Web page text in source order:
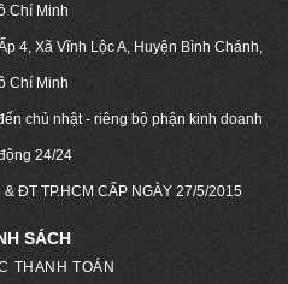
Chí Minh
4, Xã Vĩnh Lộc A, Huyện Bình Chánh,
Chí Minh
chủ nhật - riêng bộ phận kinh doanh
24/24
& ĐT TP.HCM CẤP NGÀY 27/5/2015
SÁCH
THANH TOÁN